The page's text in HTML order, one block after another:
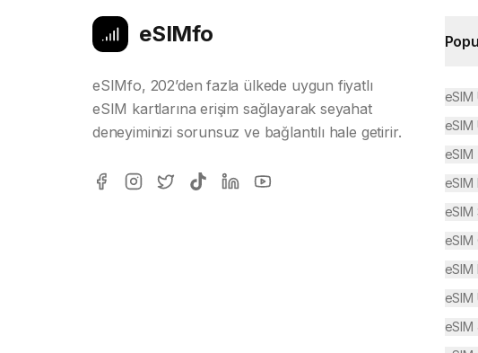
eSIMfo
eSIMfo, 202’den fazla ülkede uygun fiyatlı
eSIM kartlarına erişim sağlayarak seyahat
deneyiminizi sorunsuz ve bağlantılı hale getirir.
eSIM
eSIM
eSIM
eSIM
eSIM
eSIM
eSIM
eSIM